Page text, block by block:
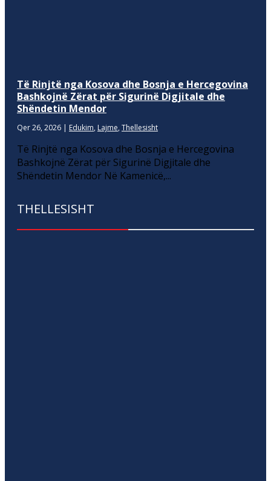
Të Rinjtë nga Kosova dhe Bosnja e Hercegovina
Bashkojnë Zërat për Sigurinë Digjitale dhe
Shëndetin Mendor
Qer 26, 2026 | Edukim, Lajme, Thellesisht
Të Rinjtë nga Kosova dhe Bosnja e Hercegovina
Bashkojnë Zërat për Sigurinë Digjitale dhe
Shëndetin Mendor Në Kamenicë,...
THELLESISHT